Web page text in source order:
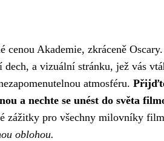
Akademie, zkráceně
a vizuální stránku, jež vás
atmosféru.
a nechte se unést do světa
zážitky pro všechny milovníky
oblohou.